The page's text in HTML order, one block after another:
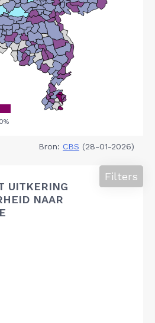
Bron: CBS (28-01-2026)
UITKERING
NAAR
Filters